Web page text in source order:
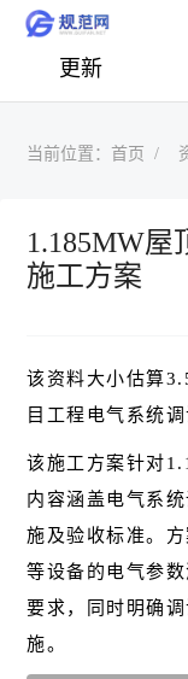
更新
当前位置： 首页
1.185MW屋
施工方案
该资料大小估算
目工程电气系统
该施工方案针对
内容涵盖电气系
施及验收标准。
等设备的电气参
要求，同时明确
施。